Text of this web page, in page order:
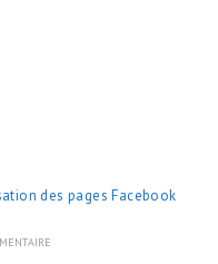
des pages Facebook